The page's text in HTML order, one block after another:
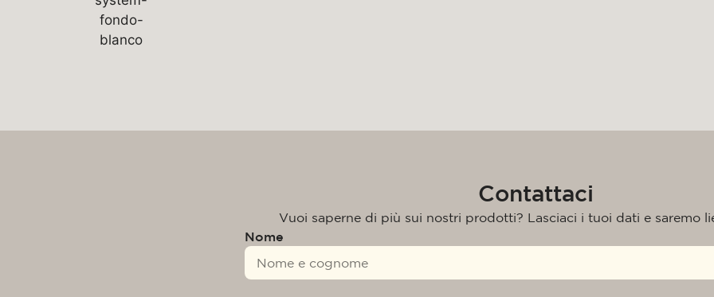
Contattaci
Vuoi saperne di più sui nostri prodotti? Lasciaci i tuoi dati e saremo
Nome